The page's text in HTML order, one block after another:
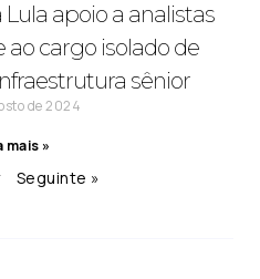
Lula apoio a analistas
ao cargo isolado de
sênior
de 2024
mais »
Seguinte »